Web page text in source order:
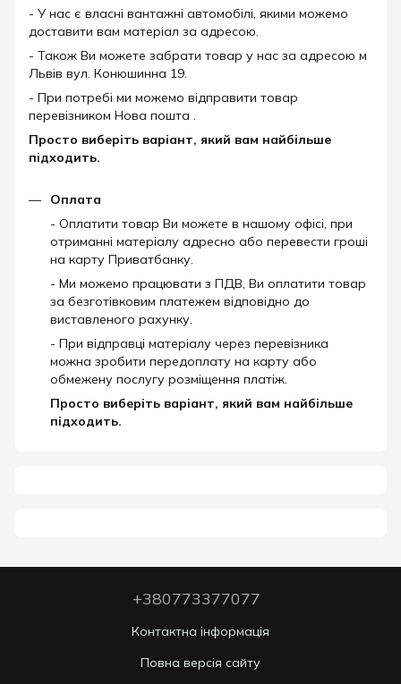
- У нас є власні вантажні автомобілі, якими можемо
доставити вам матеріал за адресою.
- Також Ви можете забрати товар у нас за адресою м
Львів вул. Конюшинна 19.
- При потребі ми можемо відправити товар
перевізником Нова пошта .
Просто виберіть варіант, який вам найбільше
підходить.
Оплата
- Оплатити товар Ви можете в нашому офісі, при
отриманні матеріалу адресно або перевести гроші
на карту Приватбанку.
- Ми можемо працювати з ПДВ, Ви оплатити товар
за безготівковим платежем відповідно до
виставленого рахунку.
- При відправці матеріалу через перевізника
можна зробити передоплату на карту або
обмежену послугу розміщення платіж.
Просто виберіть варіант, який вам найбільше
підходить.
+380773377077
Контактна інформація
Повна версія сайту